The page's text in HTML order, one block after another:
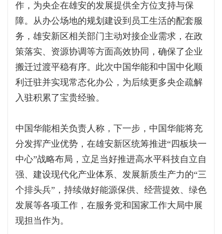
作，为央企在雄安的发展提供全方位支持与保
障。从办公场地的规划建设到员工生活的配套服
务，雄安新区相关部门主动对接企业需求，在政
策落实、资源协调等方面高效协同，确保了企业
搬迁过渡平稳有序。此次中国华能和中国中化顺
利迁驻并实现常态化办公，为后续更多央企疏解
入驻积累了宝贵经验。
中国华能相关负责人称，下一步，中国华能将充
分发挥产业优势，在雄安新区统筹推进“四板块一
中心”战略布局，立足当好推进高水平科技自立自
强、建设现代化产业体系、发展新质生产力的“三
个排头兵”，持续做好能源保供、经营提效、绿色
发展等各项工作，在服务党和国家工作大局中展
现担当作为。